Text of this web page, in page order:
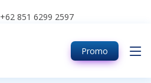
+62 851 6299 2597
Promo